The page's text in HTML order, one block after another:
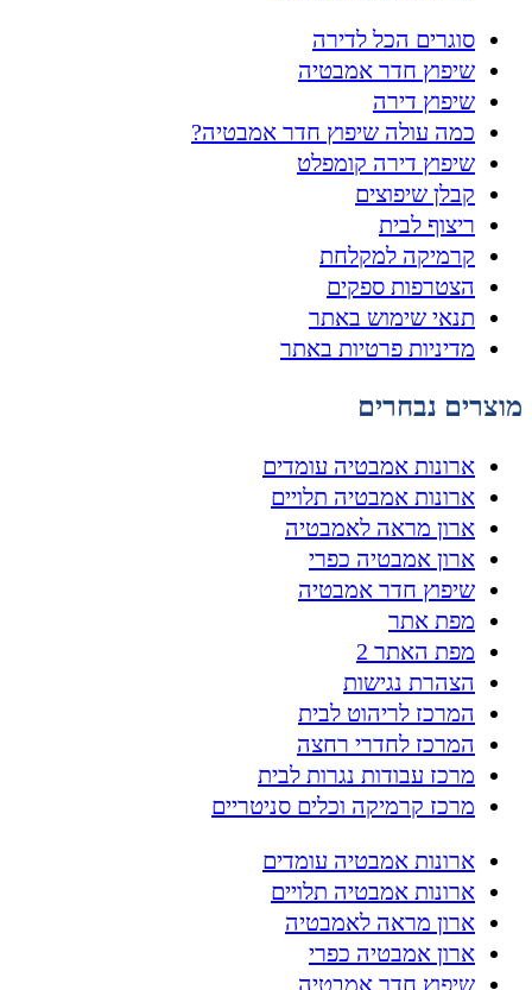
סוגרים הכל לדירה
שיפוץ חדר אמבטיה
שיפוץ דירה
כמה עולה שיפוץ חדר אמבטיה?
שיפוץ דירה קומפלט
קבלן שיפוצים
ריצוף לבית
קרמיקה למקלחת
הצטרפות ספקים
תנאי שימוש באתר
מדיניות פרטיות באתר
מוצרים נבחרים
ארונות אמבטיה עומדים
ארונות אמבטיה תלויים
ארון מראה לאמבטיה
ארון אמבטיה כפרי
שיפוץ חדר אמבטיה
מפת אתר
מפת האתר 2
הצהרת נגישות
המרכז לריהוט לבית
המרכז לחדרי רחצה
מרכז עבודות נגרות לבית
מרכז קרמיקה וכלים סניטריים
ארונות אמבטיה עומדים
ארונות אמבטיה תלויים
ארון מראה לאמבטיה
ארון אמבטיה כפרי
שיפוץ חדר אמבטיה